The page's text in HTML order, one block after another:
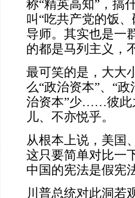
称“精英高知”，搞
叫“吃共产党的饭
导师。其实也是一
的都是马列主义，
最可笑的是，大大
么“政治资本”、“
治资本”少……彼此
儿、不亦悦乎。
从根本上说，美国
这只要简单对比一
中国的宪法是假宪
川普总统对此洞若